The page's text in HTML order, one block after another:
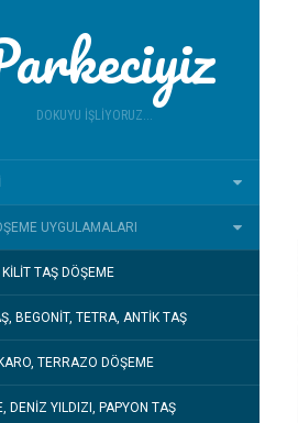
DOKUYU İŞLIYORUZ...
UYGULAMALARI
KILIT TAŞ DÖŞEME
BEGONIT, TETRA, ANTIK TAŞ
TERRAZO DÖŞEME
DENIZ YILDIZI, PAPYON TAŞ